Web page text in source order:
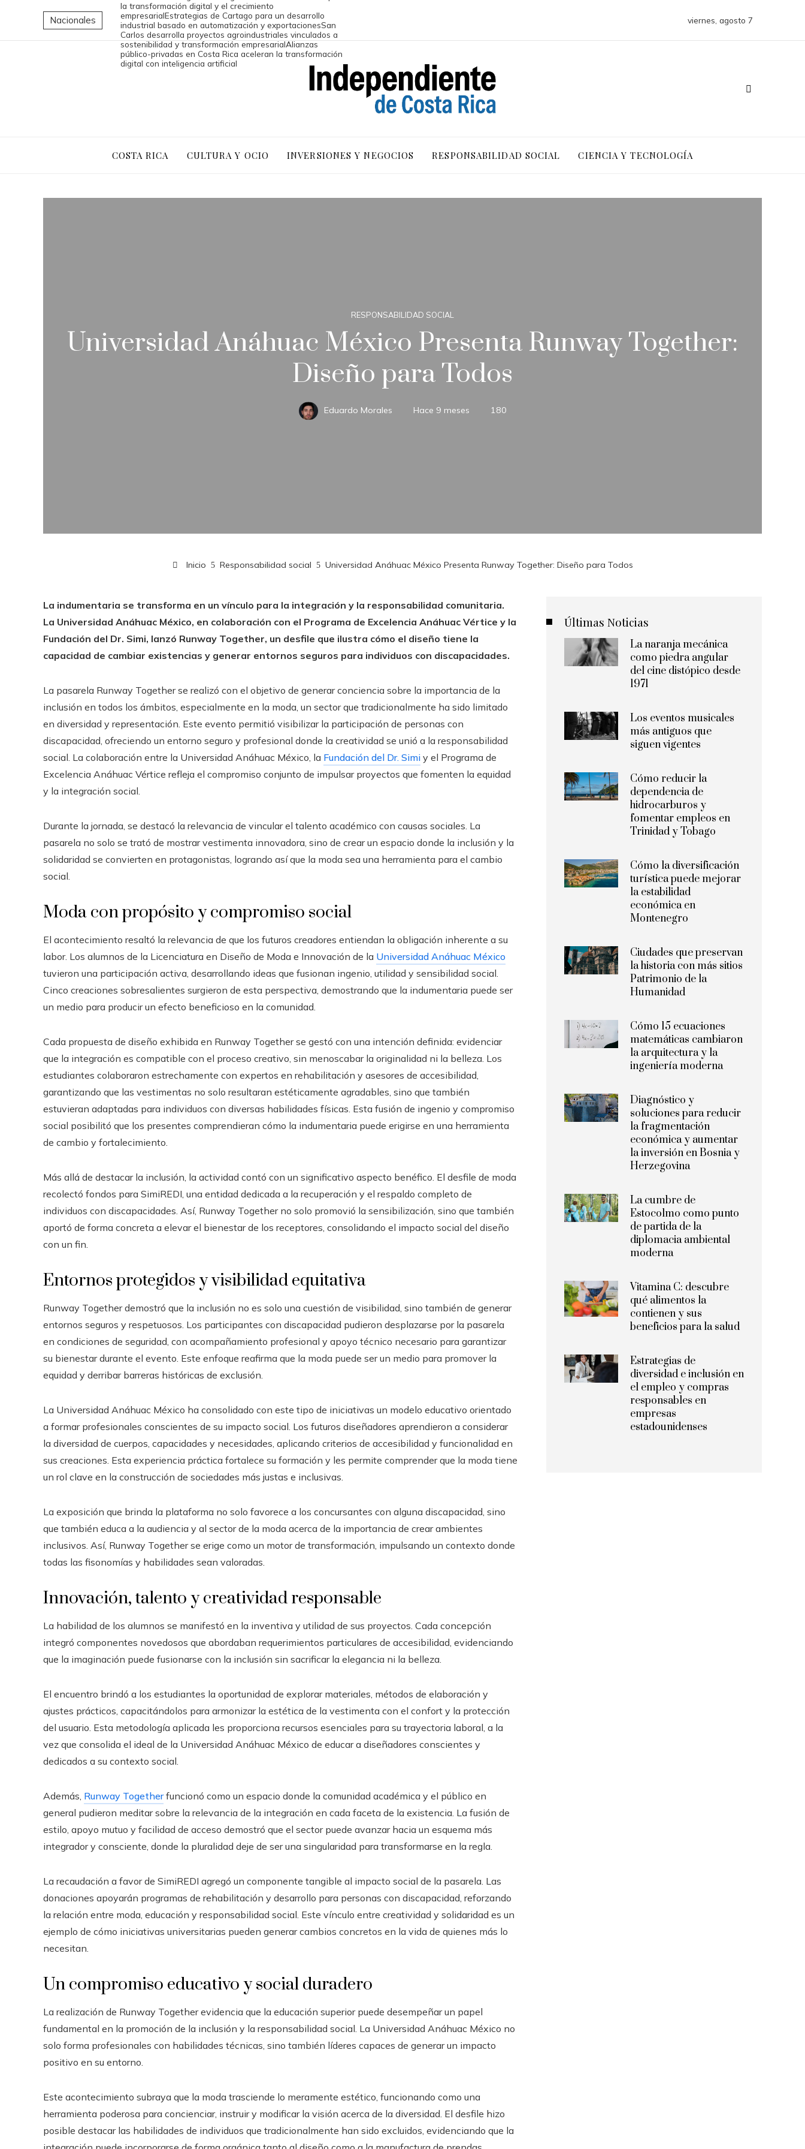
Nacionales
la transformación digital y el crecimiento
empresarialEstrategias de Cartago para un desarrollo
industrial basado en automatización y exportacionesSan
Carlos desarrolla proyectos agroindustriales vinculados a
sostenibilidad y transformación empresarialAlianzas
público-privadas en Costa Rica aceleran la transformación
digital con inteligencia artificial
viernes, agosto 7
COSTA RICA CULTURA Y OCIO INVERSIONES Y NEGOCIOS RESPONSABILIDAD SOCIAL CIENCIA Y TECNOLOGÍA
RESPONSABILIDAD SOCIAL
Universidad Anáhuac México Presenta Runway Together:
Diseño para Todos
Eduardo Morales Hace 9 meses 180
Inicio Responsabilidad social Universidad Anáhuac México Presenta Runway Together: Diseño para Todos
La indumentaria se transforma en un vínculo para la integración y la responsabilidad comunitaria.
La Universidad Anáhuac México, en colaboración con el Programa de Excelencia Anáhuac Vértice y la
Fundación del Dr. Simi, lanzó Runway Together, un desfile que ilustra cómo el diseño tiene la
capacidad de cambiar existencias y generar entornos seguros para individuos con discapacidades.
La pasarela Runway Together se realizó con el objetivo de generar conciencia sobre la importancia de la
inclusión en todos los ámbitos, especialmente en la moda, un sector que tradicionalmente ha sido limitado
en diversidad y representación. Este evento permitió visibilizar la participación de personas con
discapacidad, ofreciendo un entorno seguro y profesional donde la creatividad se unió a la responsabilidad
social. La colaboración entre la Universidad Anáhuac México, la Fundación del Dr. Simi y el Programa de
Excelencia Anáhuac Vértice refleja el compromiso conjunto de impulsar proyectos que fomenten la equidad
y la integración social.
Durante la jornada, se destacó la relevancia de vincular el talento académico con causas sociales. La
pasarela no solo se trató de mostrar vestimenta innovadora, sino de crear un espacio donde la inclusión y la
solidaridad se convierten en protagonistas, logrando así que la moda sea una herramienta para el cambio
social.
Moda con propósito y compromiso social
El acontecimiento resaltó la relevancia de que los futuros creadores entiendan la obligación inherente a su
labor. Los alumnos de la Licenciatura en Diseño de Moda e Innovación de la Universidad Anáhuac México
tuvieron una participación activa, desarrollando ideas que fusionan ingenio, utilidad y sensibilidad social.
Cinco creaciones sobresalientes surgieron de esta perspectiva, demostrando que la indumentaria puede ser
un medio para producir un efecto beneficioso en la comunidad.
Cada propuesta de diseño exhibida en Runway Together se gestó con una intención definida: evidenciar
que la integración es compatible con el proceso creativo, sin menoscabar la originalidad ni la belleza. Los
estudiantes colaboraron estrechamente con expertos en rehabilitación y asesores de accesibilidad,
garantizando que las vestimentas no solo resultaran estéticamente agradables, sino que también
estuvieran adaptadas para individuos con diversas habilidades físicas. Esta fusión de ingenio y compromiso
social posibilitó que los presentes comprendieran cómo la indumentaria puede erigirse en una herramienta
de cambio y fortalecimiento.
Más allá de destacar la inclusión, la actividad contó con un significativo aspecto benéfico. El desfile de moda
recolectó fondos para SimiREDI, una entidad dedicada a la recuperación y el respaldo completo de
individuos con discapacidades. Así, Runway Together no solo promovió la sensibilización, sino que también
aportó de forma concreta a elevar el bienestar de los receptores, consolidando el impacto social del diseño
con un fin.
Entornos protegidos y visibilidad equitativa
Runway Together demostró que la inclusión no es solo una cuestión de visibilidad, sino también de generar
entornos seguros y respetuosos. Los participantes con discapacidad pudieron desplazarse por la pasarela
en condiciones de seguridad, con acompañamiento profesional y apoyo técnico necesario para garantizar
su bienestar durante el evento. Este enfoque reafirma que la moda puede ser un medio para promover la
equidad y derribar barreras históricas de exclusión.
La Universidad Anáhuac México ha consolidado con este tipo de iniciativas un modelo educativo orientado
a formar profesionales conscientes de su impacto social. Los futuros diseñadores aprendieron a considerar
la diversidad de cuerpos, capacidades y necesidades, aplicando criterios de accesibilidad y funcionalidad en
sus creaciones. Esta experiencia práctica fortalece su formación y les permite comprender que la moda tiene
un rol clave en la construcción de sociedades más justas e inclusivas.
La exposición que brinda la plataforma no solo favorece a los concursantes con alguna discapacidad, sino
que también educa a la audiencia y al sector de la moda acerca de la importancia de crear ambientes
inclusivos. Así, Runway Together se erige como un motor de transformación, impulsando un contexto donde
todas las fisonomías y habilidades sean valoradas.
Innovación, talento y creatividad responsable
La habilidad de los alumnos se manifestó en la inventiva y utilidad de sus proyectos. Cada concepción
integró componentes novedosos que abordaban requerimientos particulares de accesibilidad, evidenciando
que la imaginación puede fusionarse con la inclusión sin sacrificar la elegancia ni la belleza.
El encuentro brindó a los estudiantes la oportunidad de explorar materiales, métodos de elaboración y
ajustes prácticos, capacitándolos para armonizar la estética de la vestimenta con el confort y la protección
del usuario. Esta metodología aplicada les proporciona recursos esenciales para su trayectoria laboral, a la
vez que consolida el ideal de la Universidad Anáhuac México de educar a diseñadores conscientes y
dedicados a su contexto social.
Además, Runway Togetherfuncionó como un espacio donde la comunidad académica y el público en
general pudieron meditar sobre la relevancia de la integración en cada faceta de la existencia. La fusión de
estilo, apoyo mutuo y facilidad de acceso demostró que el sector puede avanzar hacia un esquema más
integrador y consciente, donde la pluralidad deje de ser una singularidad para transformarse en la regla.
La recaudación a favor de SimiREDI agregó un componente tangible al impacto social de la pasarela. Las
donaciones apoyarán programas de rehabilitación y desarrollo para personas con discapacidad, reforzando
la relación entre moda, educación y responsabilidad social. Este vínculo entre creatividad y solidaridad es un
ejemplo de cómo iniciativas universitarias pueden generar cambios concretos en la vida de quienes más lo
necesitan.
Un compromiso educativo y social duradero
La realización de Runway Together evidencia que la educación superior puede desempeñar un papel
fundamental en la promoción de la inclusión y la responsabilidad social. La Universidad Anáhuac México no
solo forma profesionales con habilidades técnicas, sino también líderes capaces de generar un impacto
positivo en su entorno.
Este acontecimiento subraya que la moda trasciende lo meramente estético, funcionando como una
herramienta poderosa para concienciar, instruir y modificar la visión acerca de la diversidad. El desfile hizo
posible destacar las habilidades de individuos que tradicionalmente han sido excluidos, evidenciando que la
Últimas Noticias
La naranja mecánica
como piedra angular
del cine distópico desde
1971
Los eventos musicales
más antiguos que
siguen vigentes
Cómo reducir la
dependencia de
hidrocarburos y
fomentar empleos en
Trinidad y Tobago
Cómo la diversificación
turística puede mejorar
la estabilidad
económica en
Montenegro
Ciudades que preservan
la historia con más sitios
Patrimonio de la
Humanidad
Cómo 15 ecuaciones
matemáticas cambiaron
la arquitectura y la
ingeniería moderna
Diagnóstico y
soluciones para reducir
la fragmentación
económica y aumentar
la inversión en Bosnia y
Herzegovina
La cumbre de
Estocolmo como punto
de partida de la
diplomacia ambiental
moderna
Vitamina C: descubre
qué alimentos la
contienen y sus
beneficios para la salud
Estrategias de
diversidad e inclusión en
el empleo y compras
responsables en
empresas
estadounidenses